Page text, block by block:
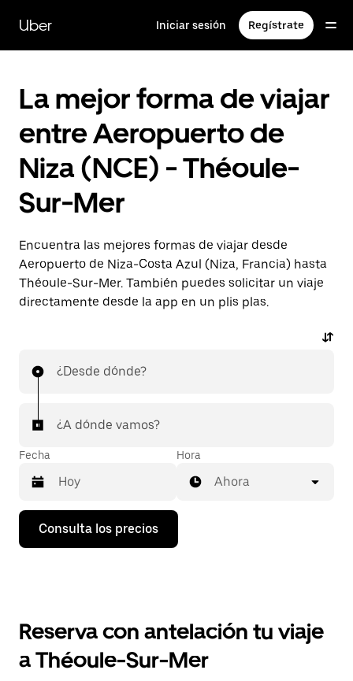
contenido
principal
Uber Iniciar sesión Regístrate
La mejor forma de viajar
entre Aeropuerto de
Niza (NCE) - Théoule-
Sur-Mer
Encuentra las mejores formas de viajar desde
Aeropuerto de Niza-Costa Azul (Niza, Francia) hasta
Théoule-Sur-Mer. También puedes solicitar un viaje
directamente desde la app en un plis plas.
¿Desde dónde?
¿A dónde vamos?
Fecha
Pulsa
flecha
calendario
seleccionar
Hora
Ahora
Consulta los precios
Reserva con antelación tu viaje
a Théoule-Sur-Mer